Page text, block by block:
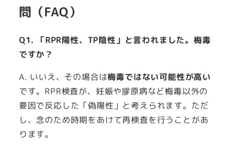
問（FAQ）
Q1. 「RPR陽性、TP陰性」と言われました。梅毒
ですか？
A. いいえ、その場合は梅毒ではない可能性が高い
です。RPR検査が、妊娠や膠原病など梅毒以外の
要因で反応した「偽陽性」と考えられます。ただ
し、念のため時期をあけて再検査を行うことがあ
ります。